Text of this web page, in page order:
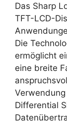
Das Sharp
TFT-LCD-
Die
ermöglicht
eine breite
Differential